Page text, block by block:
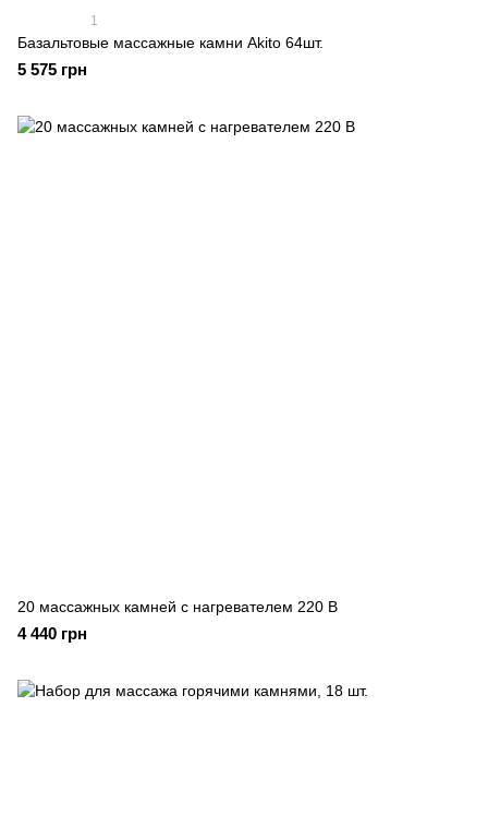
1
Базальтовые массажные камни Akito 64шт.
5 575 грн
20 массажных камней с нагревателем 220 В
4 440 грн